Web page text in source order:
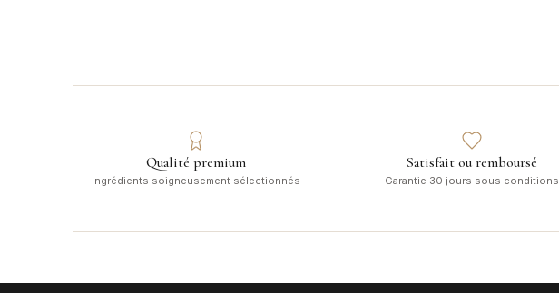
Qualité premium
Ingrédients soigneusement sélectionnés
Satisfait ou remboursé
Garantie 30 jours sous conditions